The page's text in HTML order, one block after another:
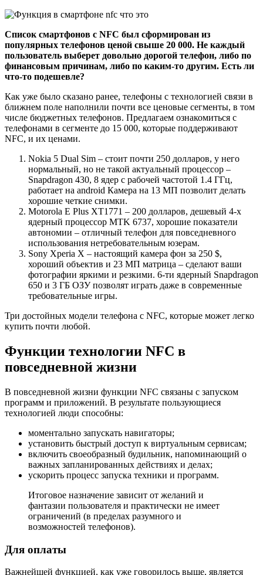
Список смартфонов с NFC был сформирован из
популярных телефонов ценой свыше 20 000. Не каждый
пользователь выберет довольно дорогой телефон, либо по
финансовым причинам, либо по каким-то другим. Есть ли
что-то подешевле?
Как уже было сказано ранее, телефоны с технологией связи в
ближнем поле наполнили почти все ценовые сегменты, в том
числе бюджетных телефонов. Предлагаем ознакомиться с
телефонами в сегменте до 15 000, которые поддерживают
NFC, и их ценами.
Nokia 5 Dual Sim – стоит почти 250 долларов, у него
нормальный, но не такой актуальный процессор –
Snapdragon 430, 8 ядер с рабочей частотой 1.4 ГГц,
работает на android Камера на 13 МП позволит делать
хорошие четкие снимки.
Motorola E Plus XT1771 – 200 долларов, дешевый 4-х
ядерный процессор MTK 6737, хорошие показатели
автономии – отличный телефон для повседневного
использования нетребовательным юзерам.
Sony Xperia X – настоящий камера фон за 250 $,
хороший объектив и 23 МП матрица – сделают ваши
фотографии яркими и резкими. 6-ти ядерный Snapdragon
650 и 3 ГБ ОЗУ позволят играть даже в современные
требовательные игры.
Три достойных модели телефона с NFC, которые может легко
купить почти любой.
Функции технологии NFC в
повседневной жизни
В повседневной жизни функции NFC связаны с запуском
программ и приложений. В результате пользующиеся
технологией люди способны:
моментально запускать навигаторы;
установить быстрый доступ к виртуальным сервисам;
включить своеобразный будильник, напоминающий о
важных запланированных действиях и делах;
ускорить процесс запуска техники и программ.
Итоговое назначение зависит от желаний и
фантазии пользователя и практически не имеет
ограничений (в пределах разумного и
возможностей телефонов).
Для оплаты
Важнейшей функцией, как уже говорилось выше, является